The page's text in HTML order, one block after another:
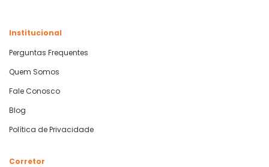
Institucional
Perguntas Frequentes
Quem Somos
Fale Conosco
Blog
Política de Privacidade
Corretor